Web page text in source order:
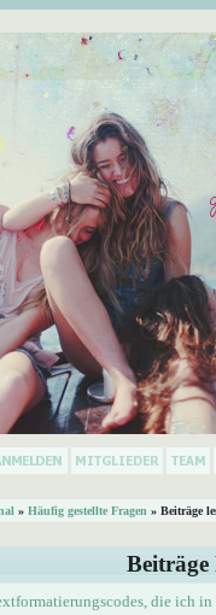
» Häufig gestellte Fragen » Beiträge
Beiträge
die ich